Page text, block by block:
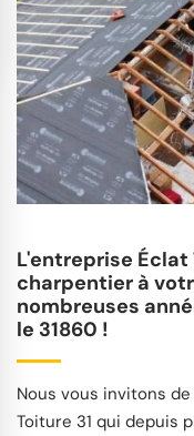
L'entreprise
charpentier à
nombreuses
le 31860 !
Nous vous invitons
Toiture 31 qui depuis